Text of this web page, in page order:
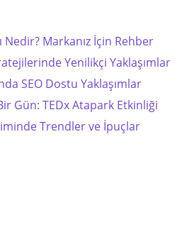
Nedir? Markanız İçin Rehber
Yenilikçi Yaklaşımlar
SEO Dostu Yaklaşımlar
Gün: TEDx Atapark Etkinliği
Trendler ve İpuçlar